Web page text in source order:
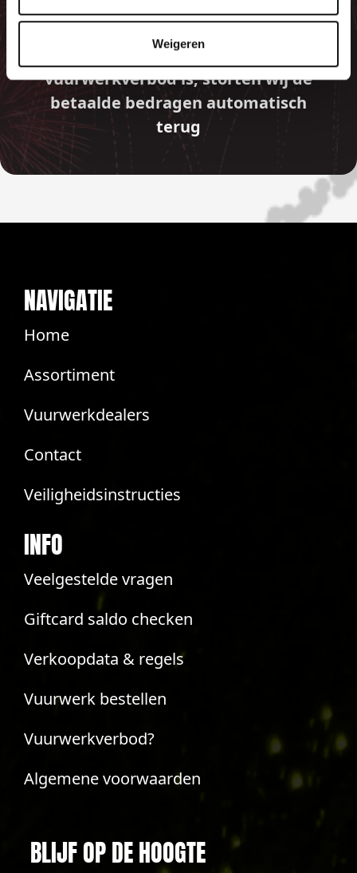
Weigeren
Indien er in 2026 weer een landelijk
vuurwerkverbod is, storten wij de
betaalde bedragen automatisch
terug
NAVIGATIE
Home
Assortiment
Vuurwerkdealers
Contact
Veiligheidsinstructies
INFO
Veelgestelde vragen
Giftcard saldo checken
Verkoopdata & regels
Vuurwerk bestellen
Vuurwerkverbod?
Algemene voorwaarden
BLIJF OP DE HOOGTE